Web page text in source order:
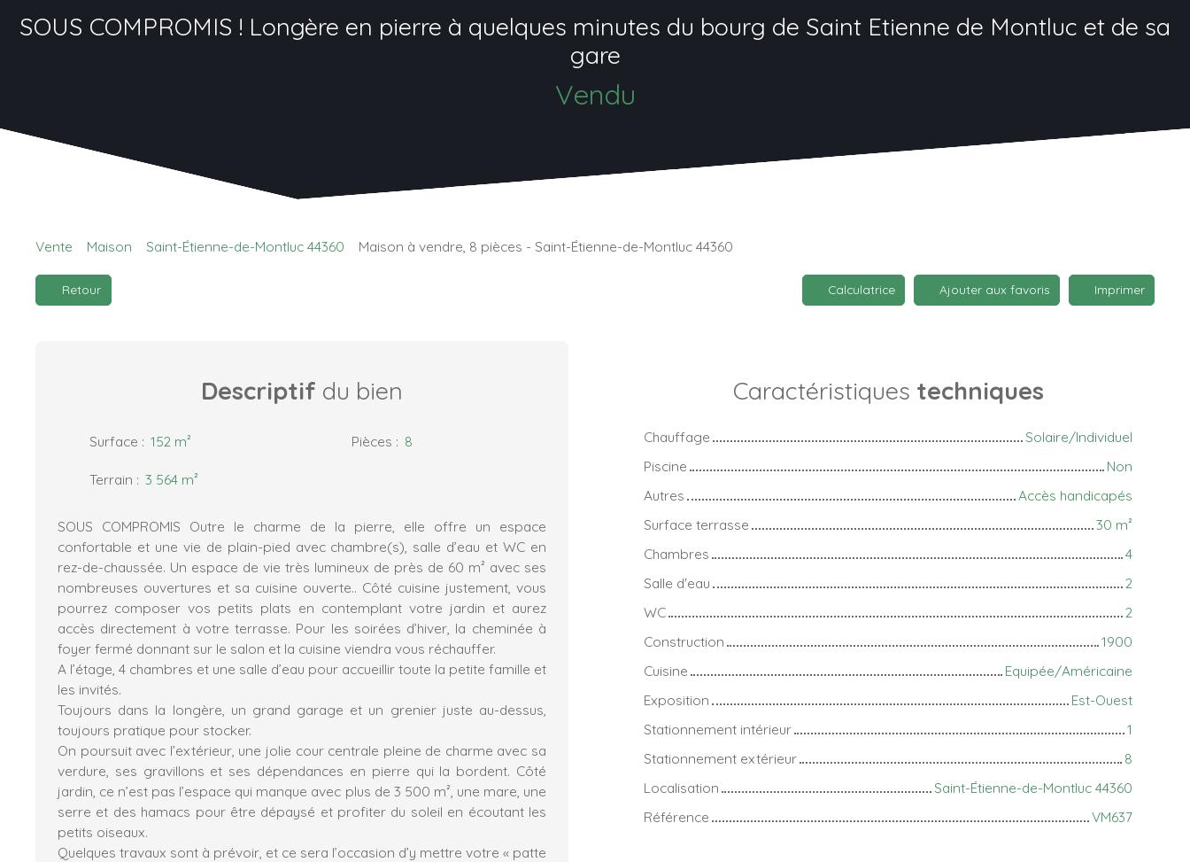
SOUS COMPROMIS ! Longère en pierre à quelques minutes du bourg de Saint Etienne de Montluc et de sa
gare
Vendu
Vente Maison Saint-Étienne-de-Montluc 44360 Maison à vendre, 8 pièces - Saint-Étienne-de-Montluc 44360
Retour Calculatrice Ajouter aux favoris Imprimer
Descriptif du bien
Surface : 152 m² Pièces : 8
Terrain : 3 564 m²
SOUS COMPROMIS Outre le charme de la pierre, elle offre un espace
confortable et une vie de plain-pied avec chambre(s), salle d’eau et WC en
rez-de-chaussée. Un espace de vie très lumineux de près de 60 m² avec ses
nombreuses ouvertures et sa cuisine ouverte.. Côté cuisine justement, vous
pourrez composer vos petits plats en contemplant votre jardin et aurez
accès directement à votre terrasse. Pour les soirées d’hiver, la cheminée à
foyer fermé donnant sur le salon et la cuisine viendra vous réchauffer.
A l’étage, 4 chambres et une salle d’eau pour accueillir toute la petite famille et
les invités.
Toujours dans la longère, un grand garage et un grenier juste au-dessus,
toujours pratique pour stocker.
On poursuit avec l’extérieur, une jolie cour centrale pleine de charme avec sa
verdure, ses gravillons et ses dépendances en pierre qui la bordent. Côté
jardin, ce n’est pas l’espace qui manque avec plus de 3 500 m², une mare, une
serre et des hamacs pour être dépaysé et profiter du soleil en écoutant les
petits oiseaux.
Quelques travaux sont à prévoir, et ce sera l’occasion d’y mettre votre « patte
Caractéristiques techniques
Chauffage
Solaire/Individuel
Piscine
Non
Autres
Accès handicapés
Surface terrasse
30 m²
Chambres
4
Salle d'eau
2
WC
2
Construction
1900
Cuisine
Equipée/Américaine
Exposition
Est-Ouest
Stationnement intérieur
1
Stationnement extérieur
8
Localisation
Saint-Étienne-de-Montluc 44360
Référence
VM637